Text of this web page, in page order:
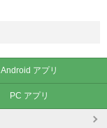
Android アプリ
PC アプリ